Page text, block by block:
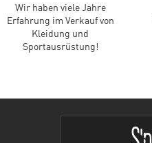
Wir haben viele Jahre
Erfahrung im Verkauf von
Kleidung und
Sportausrüstung!